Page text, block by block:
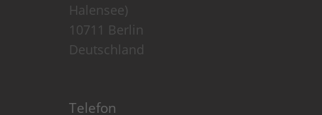
Halensee)
10711 Berlin
Deutschland
Telefon